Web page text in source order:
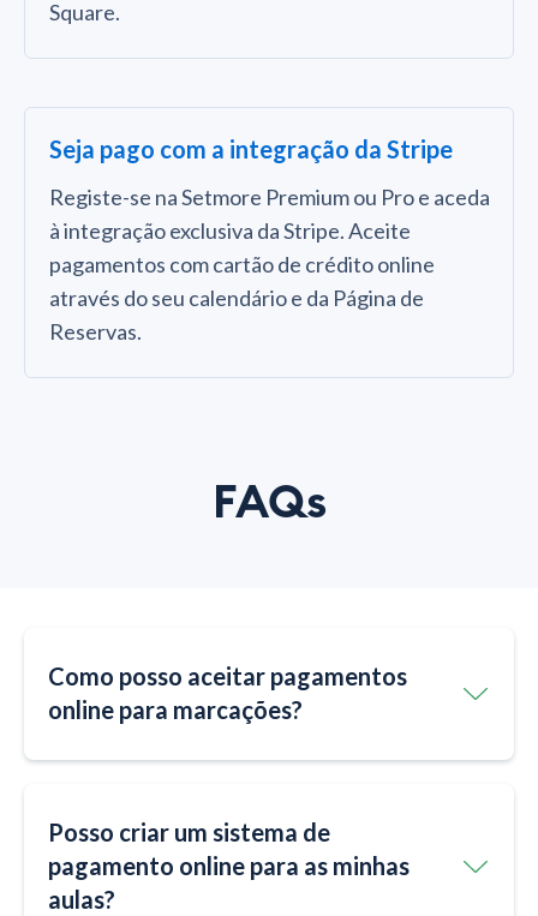
Square.
Seja pago com a integração da Stripe
Registe-se na Setmore Premium ou Pro e aceda
à integração exclusiva da Stripe. Aceite
pagamentos com cartão de crédito online
através do seu calendário e da Página de
Reservas.
FAQs
Como posso aceitar pagamentos
online para marcações?
Posso criar um sistema de
pagamento online para as minhas
aulas?